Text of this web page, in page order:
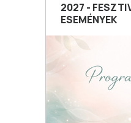
2027 -
ESEMÉNYEK